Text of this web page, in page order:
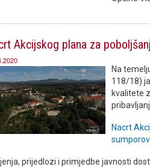
Akcijskog plana za
Na
118/18)
kvalitete
Nacrt
prijedlozi i primjedbe javnosti